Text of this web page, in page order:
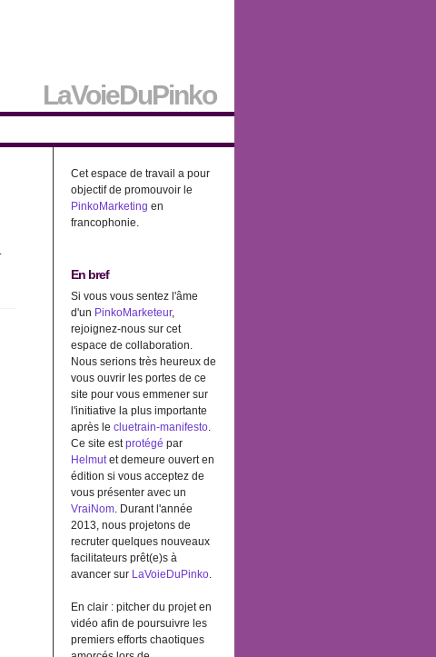
LaVoieDuPinko
Cet espace de travail a pour
objectif de promouvoir le
PinkoMarketing en
francophonie.
En bref
Si vous vous sentez l'âme
d'un PinkoMarketeur,
rejoignez-nous sur cet
espace de collaboration.
Nous serions très heureux de
vous ouvrir les portes de ce
site pour vous emmener sur
l'initiative la plus importante
après le cluetrain-manifesto.
Ce site estprotégé par
Helmutet demeure ouvert en
édition si vous acceptez de
vous présenter avec un
VraiNom. Durant l'année
2013, nous projetons de
recruter quelques nouveaux
facilitateurs prêt(e)s à
avancer sur LaVoieDuPinko.
En clair : pitcher du projet en
vidéo afin de poursuivre les
premiers efforts chaotiques